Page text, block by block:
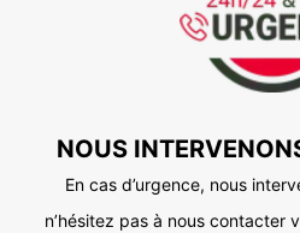
NOUS
En cas d’urgence, nous
n’hésitez pas à nous contacter